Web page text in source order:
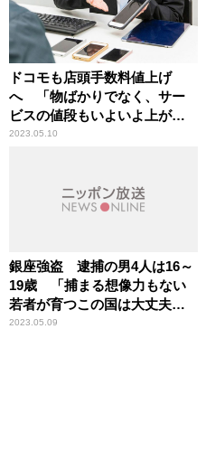
ドコモも店頭手数料値上げ
へ 「物ばかりでなく、サー
ビスの値段もいよいよ上がり
始めた」辛坊治郎が指摘
2023.05.10
銀座強盗 逮捕の男4人は16～
19歳 「捕まる想像力もない
若者が育つこの国は大丈夫
か」辛坊治郎が警鐘
2023.05.09